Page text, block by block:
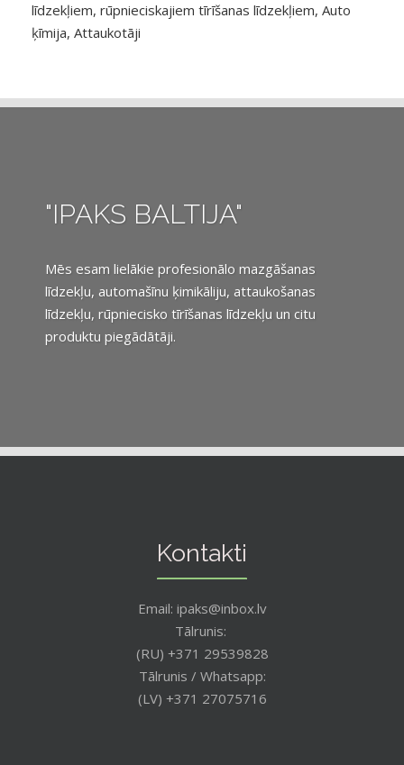
līdzekļiem, rūpnieciskajiem tīrīšanas līdzekļiem, Auto
ķīmija, Attaukotāji
"IPAKS BALTIJA"
Mēs esam lielākie profesionālo mazgāšanas
līdzekļu, automašīnu ķimikāliju, attaukošanas
līdzekļu, rūpniecisko tīrīšanas līdzekļu un citu
produktu piegādātāji.
Kontakti
Email: ipaks@inbox.lv
Tālrunis:
(RU) +371 29539828
Tālrunis / Whatsapp:
(LV) +371 27075716